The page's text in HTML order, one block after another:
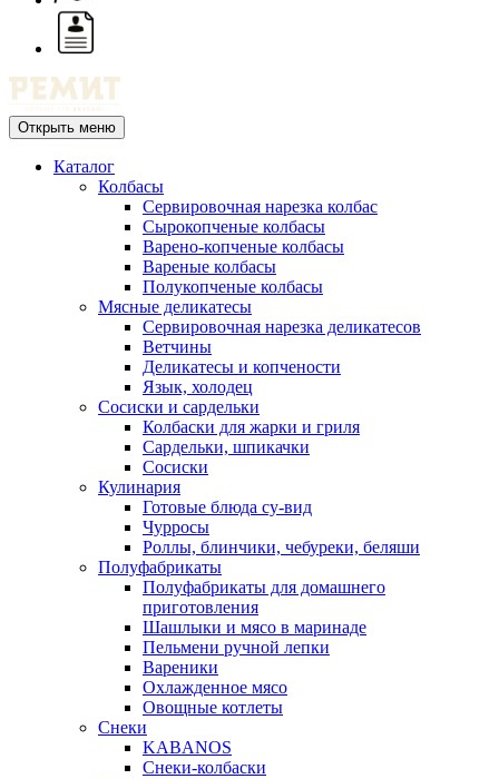
Открыть меню
Каталог
Колбасы
Сервировочная нарезка колбас
Сырокопченые колбасы
Варено-копченые колбасы
Вареные колбасы
Полукопченые колбасы
Мясные деликатесы
Сервировочная нарезка деликатесов
Ветчины
Деликатесы и копчености
Язык, холодец
Сосиски и сардельки
Колбаски для жарки и гриля
Сардельки, шпикачки
Сосиски
Кулинария
Готовые блюда су-вид
Чурросы
Роллы, блинчики, чебуреки, беляши
Полуфабрикаты
Полуфабрикаты для домашнего
приготовления
Шашлыки и мясо в маринаде
Пельмени ручной лепки
Вареники
Охлажденное мясо
Овощные котлеты
Снеки
KABANOS
Снеки-колбаски